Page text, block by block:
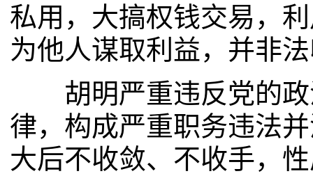
私用，大搞权钱交易，
为他人谋取利益，并非
胡明严重违反党的政
律，构成严重职务违法
大后不收敛、不收手，